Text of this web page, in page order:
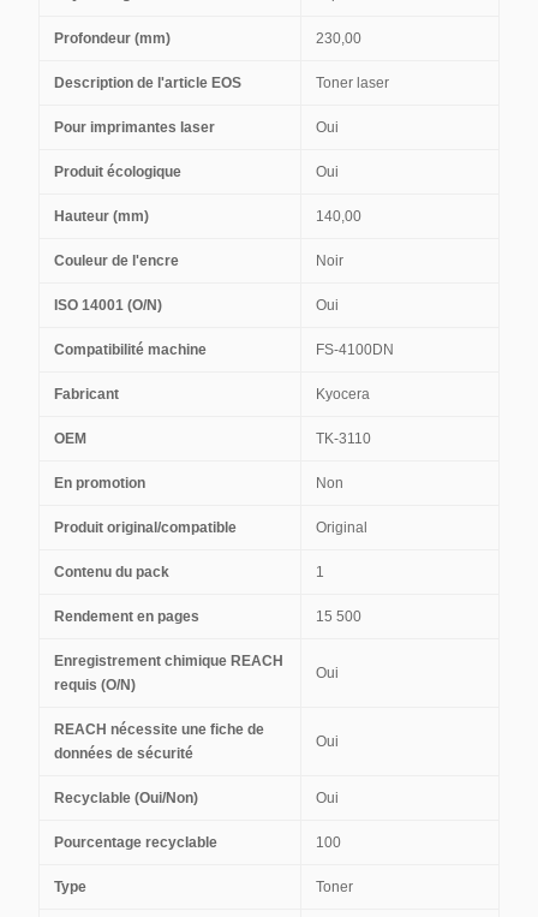
Profondeur (mm) 230,00
Description de l'article EOS Toner laser
Pour imprimantes laser Oui
Produit écologique Oui
Hauteur (mm) 140,00
Couleur de l'encre Noir
ISO 14001 (O/N) Oui
Compatibilité machine FS-4100DN
Fabricant Kyocera
OEM TK-3110
En promotion Non
Produit original/compatible Original
Contenu du pack 1
Rendement en pages 15 500
Enregistrement chimique REACH
requis (O/N)
Oui
REACH nécessite une fiche de
données de sécurité
Oui
Recyclable (Oui/Non) Oui
Pourcentage recyclable 100
Type Toner